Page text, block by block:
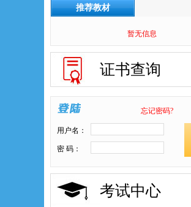
推荐教材
暂无信息
证书查询
忘记密码?
用户名：
密 码：
考试中心